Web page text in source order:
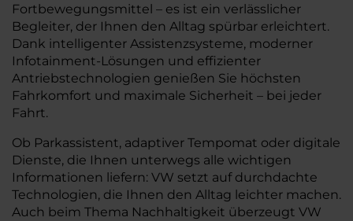
Fortbewegungsmittel – es ist ein verlässlicher
Begleiter, der Ihnen den Alltag spürbar erleichtert.
Dank intelligenter Assistenzsysteme, moderner
Infotainment-Lösungen und effizienter
Antriebstechnologien genießen Sie höchsten
Fahrkomfort und maximale Sicherheit – bei jeder
Fahrt.
Ob Parkassistent, adaptiver Tempomat oder digitale
Dienste, die Ihnen unterwegs alle wichtigen
Informationen liefern: VW setzt auf durchdachte
Technologien, die Ihnen den Alltag leichter machen.
Auch beim Thema Nachhaltigkeit überzeugt VW